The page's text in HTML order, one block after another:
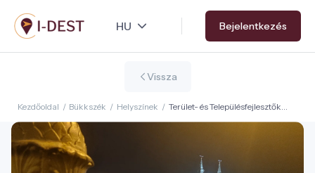
Ugrás
a
tartalomra
Bejelentkezés
Vissza
Kezdőoldal / Bükkszék / Helyszínek / Terület- és Településfejlesztők
Magyarországi Egyesülete